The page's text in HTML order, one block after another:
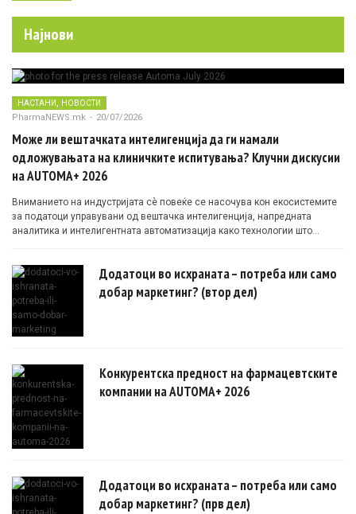
Најнови
НАСТАНИ НОВОСТИ
PharmaNEWS.mk - 20/07/2026
Може ли вештачката интелигенција да ги намали
одложувањата на клиничките испитувања? Клучни дискусии
на AUTOMA+ 2026
Вниманието на индустријата сè повеќе се насочува кон екосистемите
за податоци управувани од вештачка интелигенција, напредната
аналитика и интелигентната автоматизација како технологии што
Додатоци во исхраната – потреба или само
добар маркетинг? (втор дел)
Конкурентска предност на фармацевтските
компании на AUTOMA+ 2026
Додатоци во исхраната – потреба или само
добар маркетинг? (прв дел)